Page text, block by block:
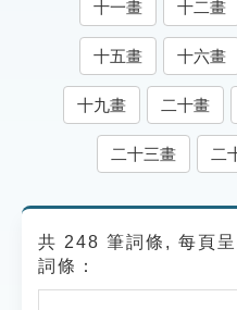
生命大百科索引
遊戲專區
貓頭鷹博士
十一畫 十二畫
十五畫 十六畫
十九畫 二十畫
二十三畫 二
共 248 筆詞條, 每頁呈
詞條：